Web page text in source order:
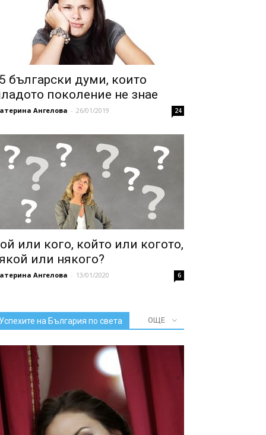
български думи, които
поколение не знае
Ангелова - 26/01/2019 24
или кого, който или когото,
или някого?
Ангелова - 13/01/2020 6
Успехите на България по света ОЩЕ